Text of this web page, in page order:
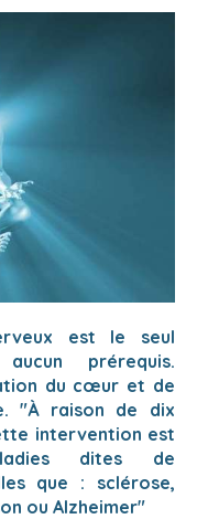
est le seul
prérequis.
du cœur et de
"À raison de dix
intervention est
dites de
que : sclérose,
ou Alzheimer"